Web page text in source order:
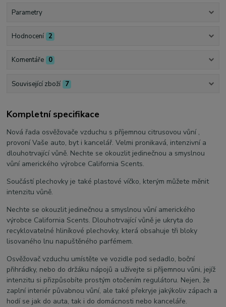
Parametry
Hodnocení 2
Komentáře 0
Související zboží 7
Kompletní specifikace
Nová řada osvěžovače vzduchu s příjemnou citrusovou vůní ,
provoní Vaše auto, byt i kancelář. Velmi pronikavá, intenzivní a
dlouhotrvající vůně. Nechte se okouzlit jedinečnou a smyslnou
vůní amerického výrobce California Scents.
Součástí plechovky je také plastové víčko, kterým můžete měnit
intenzitu vůně.
Nechte se okouzlit jedinečnou a smyslnou vůní amerického
výrobce California Scents. Dlouhotrvající vůně je ukryta do
recyklovatelné hliníkové plechovky, která obsahuje tři bloky
lisovaného lnu napuštěného parfémem.
Osvěžovač vzduchu umístěte ve vozidle pod sedadlo, boční
přihrádky, nebo do držáku nápojů a užívejte si příjemnou vůni, jejíž
intenzitu si přizpůsobíte prostým otočením regulátoru. Nejen, že
zaplní interiér půvabnou vůní, ale také překryje jakýkoliv zápach a
hodí se jak do auta, tak i do domácnosti nebo kanceláře.